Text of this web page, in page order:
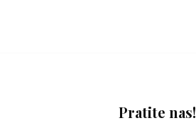
Pratite nas!